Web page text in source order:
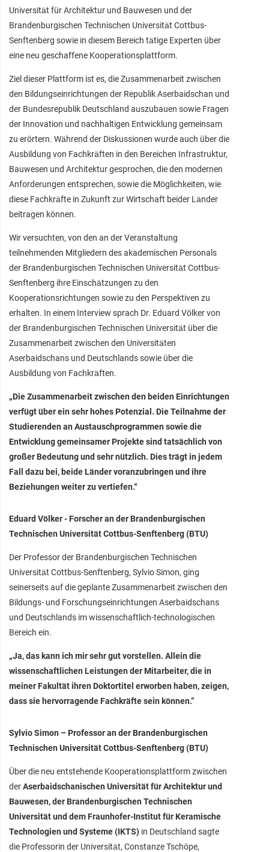
Universität für Architektur und Bauwesen und der
Brandenburgischen Technischen Universität Cottbus-
Senftenberg sowie in diesem Bereich tätige Experten über
eine neu geschaffene Kooperationsplattform.
Ziel dieser Plattform ist es, die Zusammenarbeit zwischen
den Bildungseinrichtungen der Republik Aserbaidschan und
der Bundesrepublik Deutschland auszubauen sowie Fragen
der Innovation und nachhaltigen Entwicklung gemeinsam
zu erörtern. Während der Diskussionen wurde auch über die
Ausbildung von Fachkräften in den Bereichen Infrastruktur,
Bauwesen und Architektur gesprochen, die den modernen
Anforderungen entsprechen, sowie die Möglichkeiten, wie
diese Fachkräfte in Zukunft zur Wirtschaft beider Länder
beitragen können.
Wir versuchten, von den an der Veranstaltung
teilnehmenden Mitgliedern des akademischen Personals
der Brandenburgischen Technischen Universität Cottbus-
Senftenberg ihre Einschätzungen zu den
Kooperationsrichtungen sowie zu den Perspektiven zu
erhalten. In einem Interview sprach Dr. Eduard Völker von
der Brandenburgischen Technischen Universität über die
Zusammenarbeit zwischen den Universitäten
Aserbaidschans und Deutschlands sowie über die
Ausbildung von Fachkräften.
„Die Zusammenarbeit zwischen den beiden Einrichtungen
verfügt über ein sehr hohes Potenzial. Die Teilnahme der
Studierenden an Austauschprogrammen sowie die
Entwicklung gemeinsamer Projekte sind tatsächlich von
großer Bedeutung und sehr nützlich. Dies trägt in jedem
Fall dazu bei, beide Länder voranzubringen und ihre
Beziehungen weiter zu vertiefen.“
Eduard Völker - Forscher an der Brandenburgischen
Technischen Universität Cottbus-Senftenberg (BTU)
Der Professor der Brandenburgischen Technischen
Universität Cottbus-Senftenberg, Sylvio Simon, ging
seinerseits auf die geplante Zusammenarbeit zwischen den
Bildungs- und Forschungseinrichtungen Aserbaidschans
und Deutschlands im wissenschaftlich-technologischen
Bereich ein.
„Ja, das kann ich mir sehr gut vorstellen. Allein die
wissenschaftlichen Leistungen der Mitarbeiter, die in
meiner Fakultät ihren Doktortitel erworben haben, zeigen,
dass sie hervorragende Fachkräfte sein können.”
Sylvio Simon – Professor an der Brandenburgischen
Technischen Universität Cottbus-Senftenberg (BTU)
Über die neu entstehende Kooperationsplattform zwischen
derAserbaidschanischen Universität für Architektur und
Bauwesen, der Brandenburgischen Technischen
Universität und dem Fraunhofer-Institut für Keramische
Technologien und Systeme (IKTS) in Deutschland sagte
die Professorin der Universität, Constanze Tschöpe,